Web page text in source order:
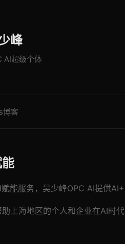
峰
AI超级个体
博客
能服务，吴少峰OPC AI提供
上海地区的个人和企业在AI时